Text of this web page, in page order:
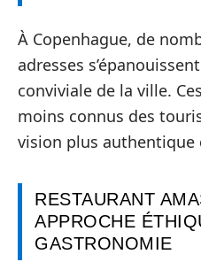
À Copenhague, de
adresses
conviviale de la ville.
moins connus des
vision plus authentique
RESTAURANT
APPROCHE
GASTRONOMIE